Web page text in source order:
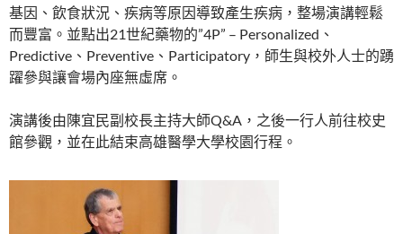
基因、飲食狀況、疾病等原因導致產生疾病，整場演講輕鬆
而豐富。並點出21世紀藥物的”4P” – Personalized、
Predictive、Preventive、Participatory，師生與校外人士的踴
躍參與讓會場內座無虛席。
演講後由陳宜民副校長主持大師Q&A，之後一行人前往校史
館參觀，並在此結束高雄醫學大學校園行程。